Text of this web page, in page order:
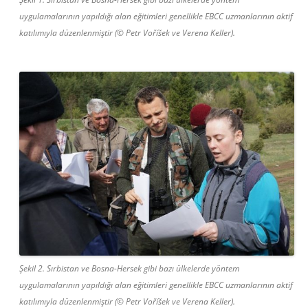
uygulamalarının yapıldığı alan eğitimleri genellikle EBCC uzmanlarının aktif
katılımıyla düzenlenmiştir (© Petr Voříšek ve Verena Keller).
Şekil 2. Sırbistan ve Bosna-Hersek gibi bazı ülkelerde yöntem
uygulamalarının yapıldığı alan eğitimleri genellikle EBCC uzmanlarının aktif
katılımıyla düzenlenmiştir (© Petr Voříšek ve Verena Keller).